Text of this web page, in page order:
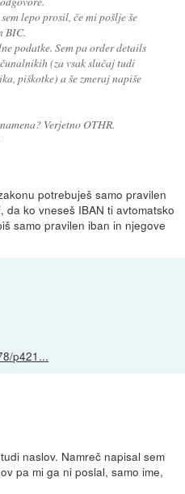
lepo prosil, če mi pošlje še
BIC.
podatke. Sem pa order details
(za vsak slučaj tudi
piškotke) a še zmeraj napiše
Verjetno OTHR.
potrebuješ samo pravilen
da ko vneseš IBAN ti avtomatsko
samo pravilen iban in njegove
p421...
naslov. Namreč napisal sem
pa mi ga ni poslal, samo ime,